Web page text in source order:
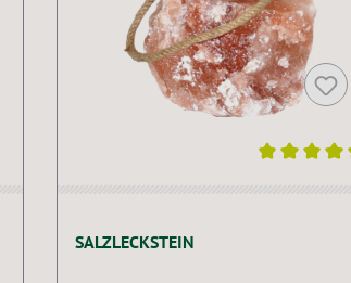
SALZLECKSTEIN